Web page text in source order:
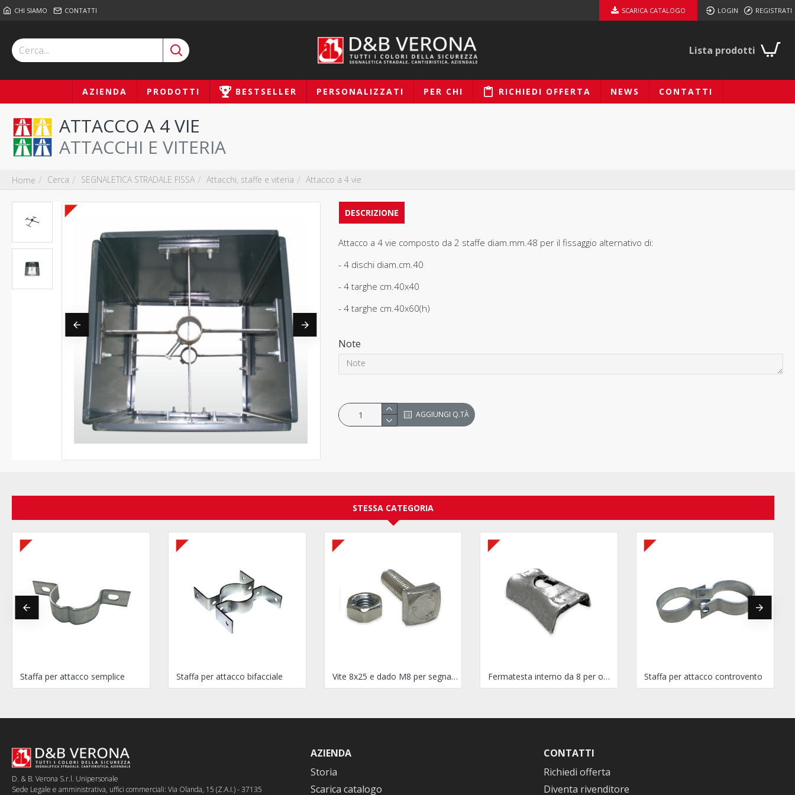
CHI SIAMO CONTATTI SCARICA CATALOGO LOGIN REGISTRATI
Lista prodotti
AZIENDA PRODOTTI BESTSELLER PERSONALIZZATI PER CHI RICHIEDI OFFERTA NEWS CONTATTI
Home Cerca SEGNALETICA STRADALE FISSA Attacchi, staffe e viteria Attacco a 4 vie
ATTACCO A 4 VIE
ATTACCHI E VITERIA
DESCRIZIONE
Attacco a 4 vie composto da 2 staffe diam.mm.48 per il fissaggio alternativo di:
- 4 dischi diam.cm.40
- 4 targhe cm.40x40
- 4 targhe cm.40x60(h)
Note
AGGIUNGI Q.TÀ
STESSA CATEGORIA
Staffa per attacco semplice Staffa per attacco bifacciale Vite 8x25 e dado M8 per segnaletica in ferro e in alluminio Fermatesta interno da 8 per omega Staffa per attacco controvento
D. & B. Verona S.r.l. Unipersonale
Sede Legale e amministrativa, uffici commerciali: Via Olanda, 15 (Z.A.I.) - 37135
AZIENDA
Storia
Scarica catalogo
CONTATTI
Richiedi offerta
Diventa rivenditore